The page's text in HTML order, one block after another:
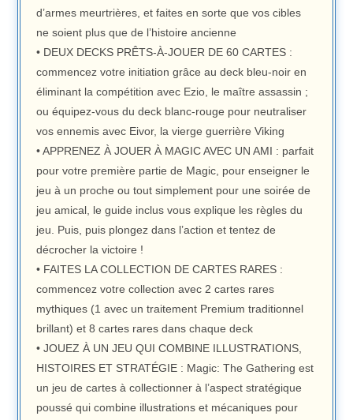
d’armes meurtrières, et faites en sorte que vos cibles
ne soient plus que de l’histoire ancienne
• DEUX DECKS PRÊTS-À-JOUER DE 60 CARTES :
commencez votre initiation grâce au deck bleu-noir en
éliminant la compétition avec Ezio, le maître assassin ;
ou équipez-vous du deck blanc-rouge pour neutraliser
vos ennemis avec Eivor, la vierge guerrière Viking
• APPRENEZ À JOUER À MAGIC AVEC UN AMI : parfait
pour votre première partie de Magic, pour enseigner le
jeu à un proche ou tout simplement pour une soirée de
jeu amical, le guide inclus vous explique les règles du
jeu. Puis, puis plongez dans l’action et tentez de
décrocher la victoire !
• FAITES LA COLLECTION DE CARTES RARES :
commencez votre collection avec 2 cartes rares
mythiques (1 avec un traitement Premium traditionnel
brillant) et 8 cartes rares dans chaque deck
• JOUEZ À UN JEU QUI COMBINE ILLUSTRATIONS,
HISTOIRES ET STRATÉGIE : Magic: The Gathering est
un jeu de cartes à collectionner à l’aspect stratégique
poussé qui combine illustrations et mécaniques pour